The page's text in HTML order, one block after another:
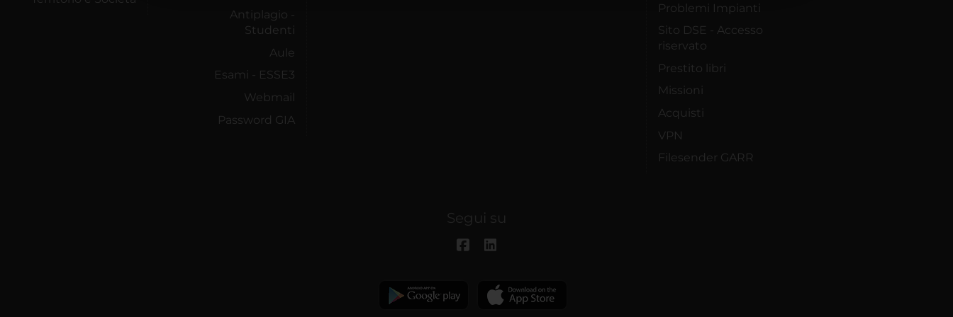
Antiplagio -
Studenti
Aule
Esami - ESSE3
Webmail
Password GIA
Problemi Impianti
Sito DSE - Accesso
riservato
Prestito libri
Missioni
Acquisti
VPN
Filesender GARR
Segui su